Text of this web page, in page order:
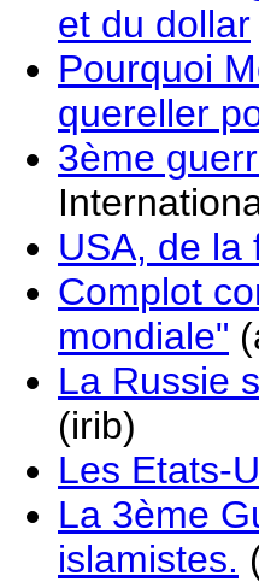
et du dollar
Pourquoi
quereller
3ème
USA, de la
Complot
mondiale"
La Russie
(irib)
Les Etats-
La 3ème
islamistes.